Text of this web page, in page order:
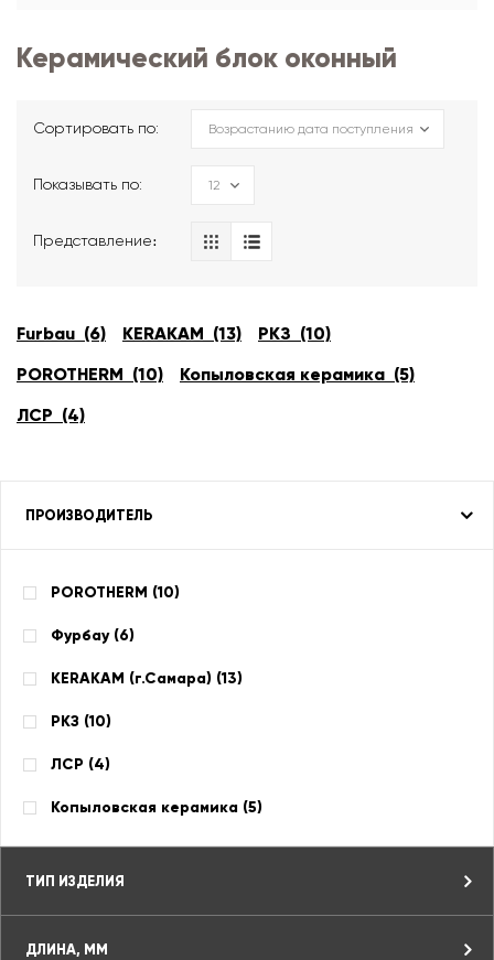
Керамический блок оконный
Сортировать по:
Показывать по:
Представление։
Furbau (6) KERAKAM (13)
РКЗ (10)
POROTHERM (10)
Копыловская керамика (5)
ЛСР (4)
ПРОИЗВОДИТЕЛЬ
POROTHERM (10)
Фурбау (6)
KERAKAM (г.Самара) (13)
РКЗ (10)
ЛСР (4)
Копыловская керамика (5)
ТИП ИЗДЕЛИЯ
ДЛИНА, ММ